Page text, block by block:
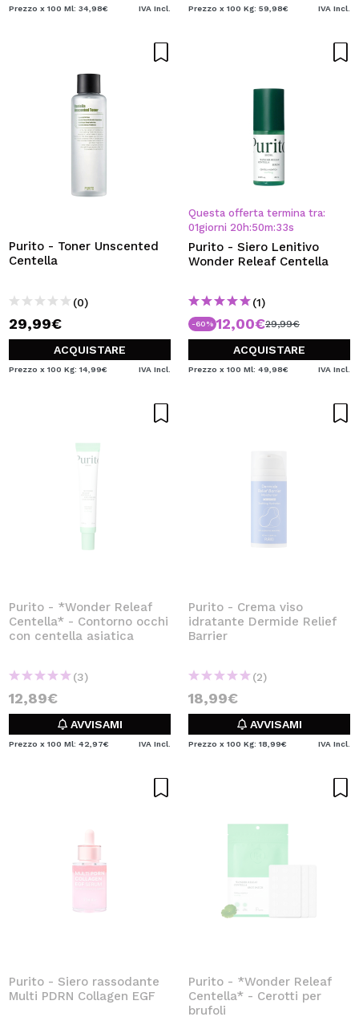
Prezzo x 100 Ml: 34,98€ IVA Incl. Prezzo x 100 Kg: 59,98€ IVA Incl.
Purito - Toner Unscented
Centella
(0)
29,99€
ACQUISTARE
Prezzo x 100 Kg: 14,99€ IVA Incl.
Questa offerta termina tra:
01giorni 20 h:50m:33s
Purito - Siero Lenitivo
Wonder Releaf Centella
(1)
-60% 12,00€29,99€
ACQUISTARE
Prezzo x 100 Ml: 49,98€ IVA Incl.
Purito - *Wonder Releaf
Centella* - Contorno occhi
con centella asiatica
(3)
12,89€
AVVISAMI
Prezzo x 100 Ml: 42,97€ IVA Incl.
Purito - Crema viso
idratante Dermide Relief
Barrier
(2)
18,99€
AVVISAMI
Prezzo x 100 Kg: 18,99€ IVA Incl.
Purito - Siero rassodante
Multi PDRN Collagen EGF
Purito - *Wonder Releaf
Centella* - Cerotti per
brufoli